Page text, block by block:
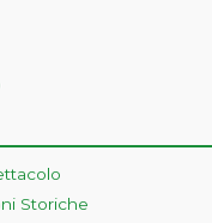
Storiche